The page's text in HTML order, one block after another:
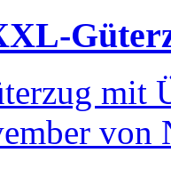
mit
von